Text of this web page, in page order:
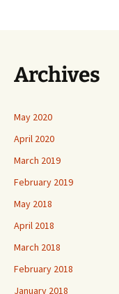
Archives
May 2020
April 2020
March 2019
February 2019
May 2018
April 2018
March 2018
February 2018
January 2018